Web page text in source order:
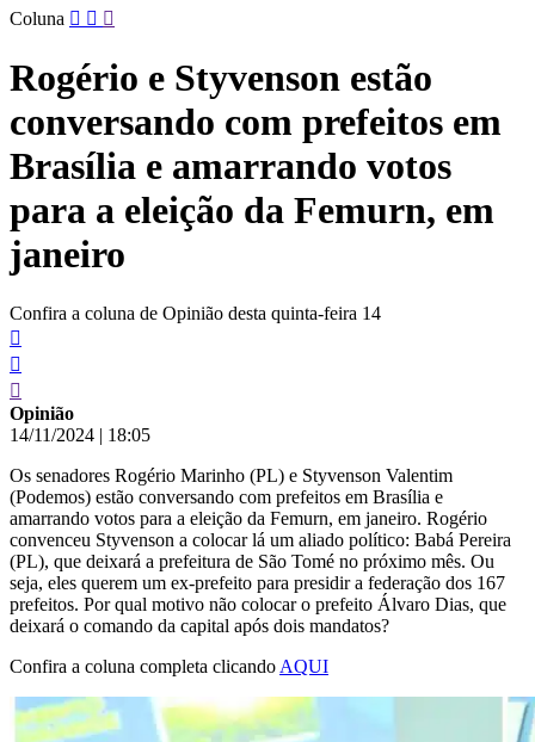
Pular
conteúdo
Coluna
Rogério e Styvenson estão
conversando com prefeitos em
Brasília e amarrando votos
para a eleição da Femurn, em
janeiro
Confira a coluna de Opinião desta quinta-feira 14
Opinião
14/11/2024 | 18:05
Os senadores Rogério Marinho (PL) e Styvenson Valentim
(Podemos) estão conversando com prefeitos em Brasília e
amarrando votos para a eleição da Femurn, em janeiro. Rogério
convenceu Styvenson a colocar lá um aliado político: Babá Pereira
(PL), que deixará a prefeitura de São Tomé no próximo mês. Ou
seja, eles querem um ex-prefeito para presidir a federação dos 167
prefeitos. Por qual motivo não colocar o prefeito Álvaro Dias, que
deixará o comando da capital após dois mandatos?
Confira a coluna completa clicando AQUI